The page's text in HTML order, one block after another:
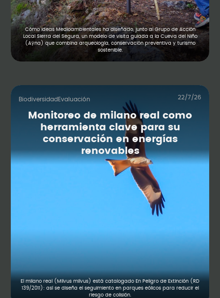
Cómo Ideas Medioambientales ha diseñado, junto al Grupo de Acción
Local Sierra del Segura, un modelo de visita guiada a la Cueva del Niño
(Aýna) que combina arqueología, conservación preventiva y turismo
sostenible.
Biodiversidad Evaluación 22/7/26
Monitoreo de milano real como
herramienta clave para su
conservación en energías
renovables
El milano real (Milvus milvus) está catalogado En Peligro de Extinción (RD
139/2011): así se diseña el seguimiento en parques eólicos para reducir el
riesgo de colisión.